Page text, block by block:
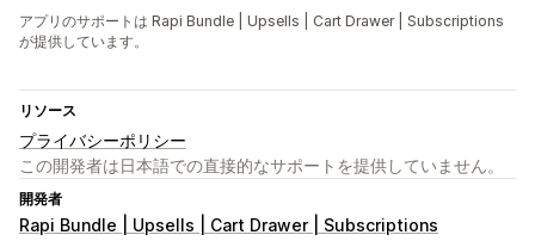
アプリのサポートは Rapi Bundle | Upsells | Cart Drawer | Subscriptions
が提供しています。
リソース
プライバシーポリシー
この開発者は日本語での直接的なサポートを提供していません。
開発者
Rapi Bundle | Upsells | Cart Drawer | Subscriptions